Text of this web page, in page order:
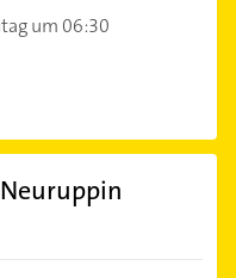
um 06:30
Neuruppin